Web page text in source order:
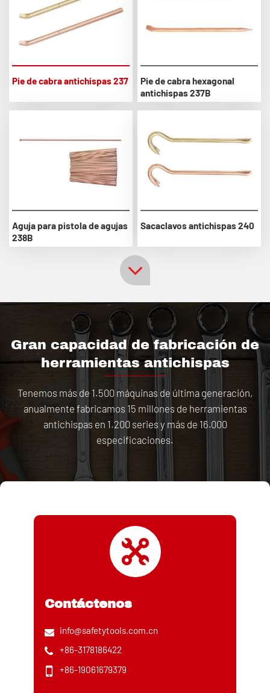
Pie de cabra antichispas 237
Pie de cabra hexagonal
antichispas 237B
Aguja para pistola de agujas
238B
Sacaclavos antichispas 240
Gran capacidad de fabricación de
herramientas antichispas
Tenemos más de 1.500 máquinas de última generación,
anualmente fabricamos 15 millones de herramientas
antichispas en 1.200 series y más de 16.000
especificaciones.
Contáctenos
info@safetytools.com.cn
+86-3178186422
+86-19061679379